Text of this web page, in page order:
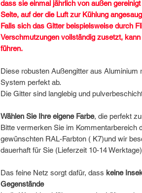
dass sie einmal jährlich von außen
Seite, auf der die Luft zur Kühlung
Falls sich das Gitter beispielsweise durch
Verschmutzungen vollständig zusetzt,
führen.
Diese robusten Außengitter aus
System perfekt ab.
Die Gitter sind langlebig und
Wählen Sie Ihre eigene Farbe, die perfekt
Bitte vermerken Sie im Kommentarbereich
gewünschten RAL-Farbton ( K7)und wir
dauerhaft für Sie (Lieferzeit 10-14
Das feine Netz sorgt dafür, dass keine
Gegenstände